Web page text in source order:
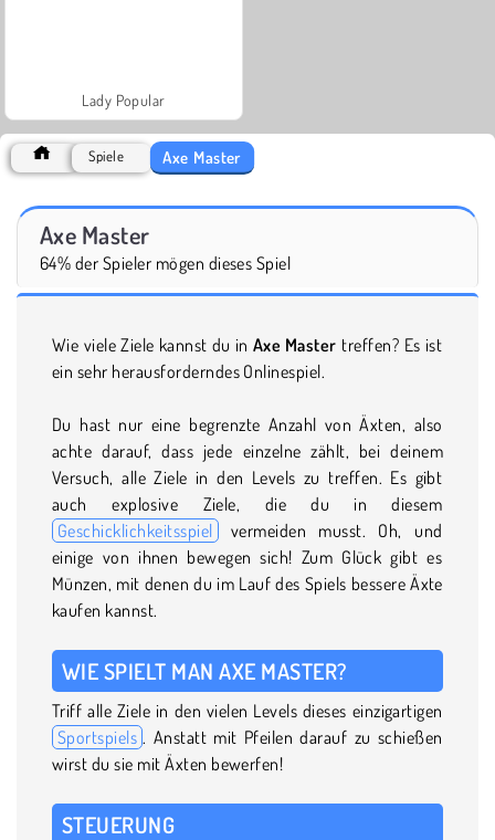
Lady Popular
Spiele Axe Master
Axe Master
64% der Spieler mögen dieses Spiel
Wie viele Ziele kannst du in Axe Master treffen? Es ist
ein sehr herausforderndes Onlinespiel.
Du hast nur eine begrenzte Anzahl von Äxten, also
achte darauf, dass jede einzelne zählt, bei deinem
Versuch, alle Ziele in den Levels zu treffen. Es gibt
auch explosive Ziele, die du in diesem
Geschicklichkeitsspiel vermeiden musst. Oh, und
einige von ihnen bewegen sich! Zum Glück gibt es
Münzen, mit denen du im Lauf des Spiels bessere Äxte
kaufen kannst.
WIE SPIELT MAN AXE MASTER?
Triff alle Ziele in den vielen Levels dieses einzigartigen
Sportspiels . Anstatt mit Pfeilen darauf zu schießen
wirst du sie mit Äxten bewerfen!
STEUERUNG